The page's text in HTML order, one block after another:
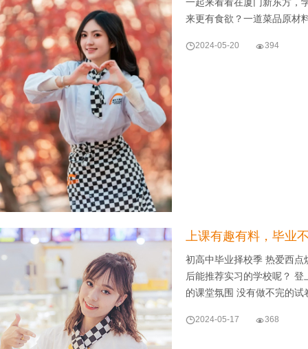
一起来看看在厦门新东方，
来更有食欲？一道菜品原
2024-05-20 394
上课有趣有料，毕业
初高中毕业择校季 热爱西
后能推荐实习的学校呢？
的课堂氛围 没有做不完的
2024-05-17 368